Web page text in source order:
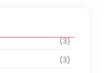
(3)
(3)